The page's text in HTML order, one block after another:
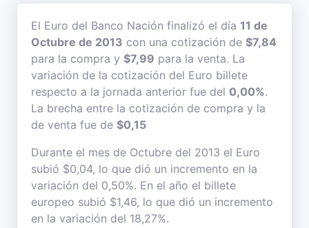
El Euro del Banco Nación finalizó el día 11 de
Octubre de 2013 con una cotización de $7,84
para la compra y $7,99 para la venta. La
variación de la cotización del Euro billete
respecto a la jornada anterior fue del 0,00%.
La brecha entre la cotización de compra y la
de venta fue de $0,15
Durante el mes de Octubre del 2013 el Euro
subió $0,04, lo que dió un incremento en la
variación del 0,50%. En el año el billete
europeo subió $1,46, lo que dió un incremento
en la variación del 18,27%.